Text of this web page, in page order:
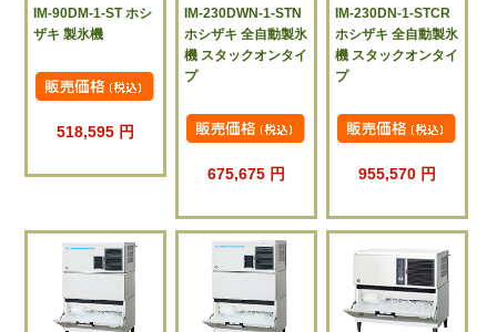
IM-90DM-1-ST ホシ
ザキ 製氷機
518,595 円
IM-230DWN-1-STN
ホシザキ 全自動製氷
機 スタックオンタイ
プ
675,675 円
IM-230DN-1-STCR
ホシザキ 全自動製氷
機 スタックオンタイ
プ
955,570 円